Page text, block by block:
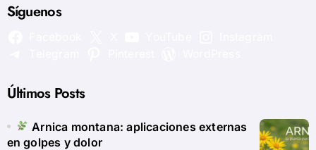
Síguenos
Últimos Posts
Arnica montana: aplicaciones externas
en golpes y dolor